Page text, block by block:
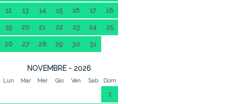
12 13 14 15 16 17 18
19 20 21 22 23 24 25
26 27 28 29 30 31
NOVEMBRE - 2026
Lun Mar Mer Gio Ven Sab Dom
1